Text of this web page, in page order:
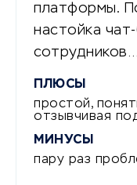
платформы.
настойка
сотрудников…
ПЛЮСЫ
простой,
отзывчивая
МИНУСЫ
пару раз